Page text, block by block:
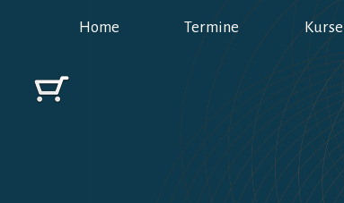
Home Termine Kurse